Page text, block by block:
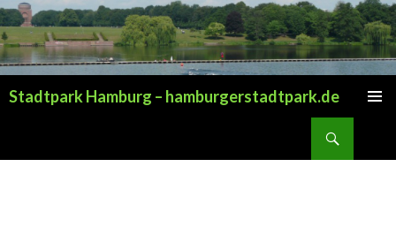
Stadtpark Hamburg – hamburgerstadtpark.de